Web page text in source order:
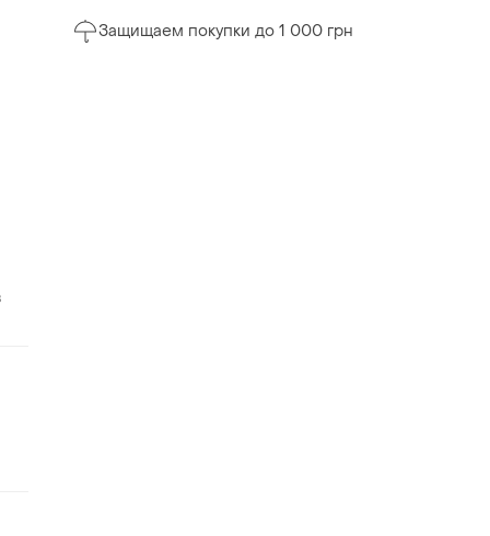
Защищаем покупки до 1 000 грн